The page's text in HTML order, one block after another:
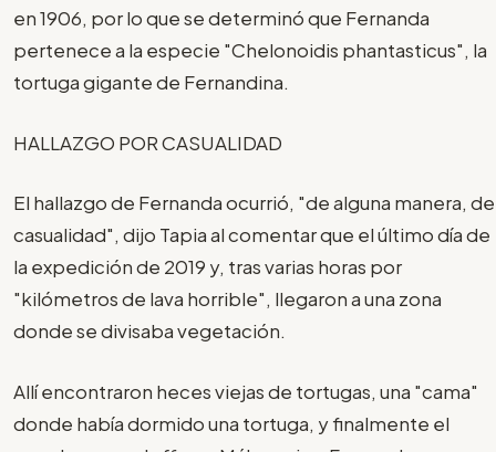
en 1906, por lo que se determinó que Fernanda
pertenece a la especie "Chelonoidis phantasticus", la
tortuga gigante de Fernandina.
HALLAZGO POR CASUALIDAD
El hallazgo de Fernanda ocurrió, "de alguna manera, de
casualidad", dijo Tapia al comentar que el último día de
la expedición de 2019 y, tras varias horas por
"kilómetros de lava horrible", llegaron a una zona
donde se divisaba vegetación.
Allí encontraron heces viejas de tortugas, una "cama"
donde había dormido una tortuga, y finalmente el